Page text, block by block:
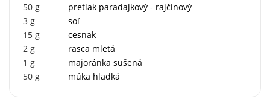
50 g
pretlak paradajkový - rajčinový
3 g
soľ
15 g
cesnak
2 g
rasca mletá
1 g
majoránka sušená
50 g múka hladká